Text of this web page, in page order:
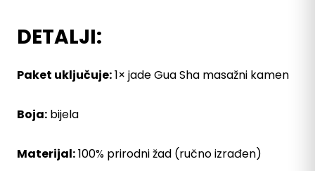
DETALJI:
Paket uključuje:1× jade Gua Sha masažni kamen
Boja: bijela
Materijal:100% prirodni žad (ručno izrađen)